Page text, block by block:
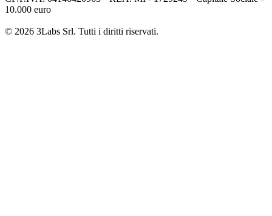
10.000 euro
© 2026 3Labs Srl. Tutti i diritti riservati.